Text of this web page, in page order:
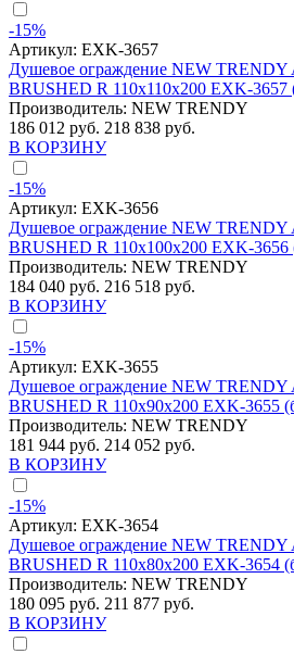
-15%
Артикул: EXK-3657
Душевое ограждение NEW TRENDY
BRUSHED R 110x110x200 EXK-3657
Производитель: NEW TRENDY
186 012 руб. 218 838 руб.
В КОРЗИНУ
-15%
Артикул: EXK-3656
Душевое ограждение NEW TRENDY
BRUSHED R 110x100x200 EXK-3656
Производитель: NEW TRENDY
184 040 руб. 216 518 руб.
В КОРЗИНУ
-15%
Артикул: EXK-3655
Душевое ограждение NEW TRENDY
BRUSHED R 110x90x200 EXK-3655
Производитель: NEW TRENDY
181 944 руб. 214 052 руб.
В КОРЗИНУ
-15%
Артикул: EXK-3654
Душевое ограждение NEW TRENDY
BRUSHED R 110x80x200 EXK-3654
Производитель: NEW TRENDY
180 095 руб. 211 877 руб.
В КОРЗИНУ